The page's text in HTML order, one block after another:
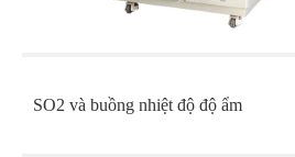
SO2 và buồng nhiệt độ độ ẩm